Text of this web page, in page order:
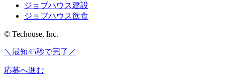
ジョブハウス建設
ジョブハウス飲食
© Techouse, Inc.
＼最短45秒で完了／
応募へ進む